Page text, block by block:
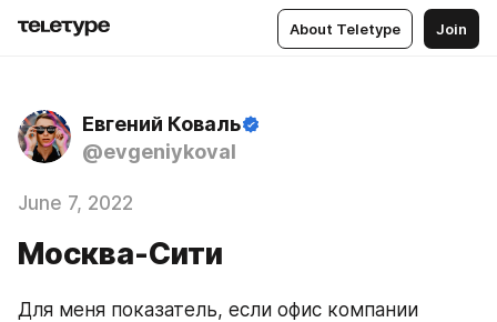
About Teletype Join
Евгений Коваль
@evgeniykoval
June 7, 2022
Москва-Сити
Для меня показатель, если офис компании